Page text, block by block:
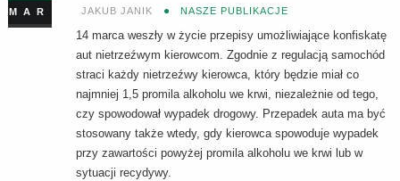
MAR JAKUB JANIK NASZE PUBLIKACJE
14 marca weszły w życie przepisy umożliwiające konfiskatę
aut nietrzeźwym kierowcom. Zgodnie z regulacją samochód
straci każdy nietrzeźwy kierowca, który będzie miał co
najmniej 1,5 promila alkoholu we krwi, niezależnie od tego,
czy spowodował wypadek drogowy. Przepadek auta ma być
stosowany także wtedy, gdy kierowca spowoduje wypadek
przy zawartości powyżej promila alkoholu we krwi lub w
sytuacji recydywy.